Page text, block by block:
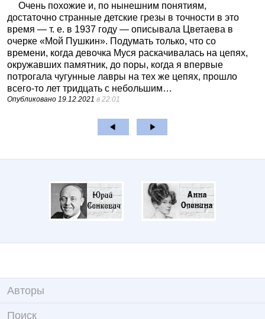
Очень похожие и, по нынешним понятиям,
достаточно странные детские грезы в точности в это
время — т. е. в 1937 году — описывала Цветаева в
очерке «Мой Пушкин». Подумать только, что со
времени, когда девочка Муся раскачивалась на цепях,
окружавших памятник, до поры, когда я впервые
потрогала чугунные лавры на тех же цепях, прошло
всего-то лет тридцать с небольшим…
Опубликовано 19.12.2021 в 22:01
Авторы
Поиск